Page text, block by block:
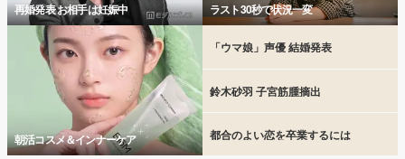
再婚発表 お相手は妊娠中 ラスト30秒で状況一変
朝活コスメ＆インナーケア
「ウマ娘」声優 結婚発表
鈴木砂羽 子宮筋腫摘出
都合のよい恋を卒業するには